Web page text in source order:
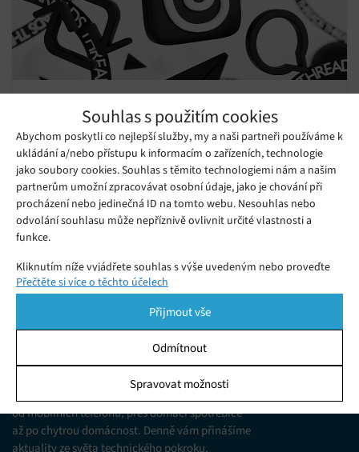
Souhlas s použitím cookies
Abychom poskytli co nejlepší služby, my a naši partneři používáme k
ukládání a/nebo přístupu k informacím o zařízeních, technologie
jako soubory cookies. Souhlas s těmito technologiemi nám a našim
partnerům umožní zpracovávat osobní údaje, jako je chování při
procházení nebo jedinečná ID na tomto webu. Nesouhlas nebo
odvolání souhlasu může nepříznivě ovlivnit určité vlastnosti a
funkce.
Kliknutím níže vyjádřete souhlas s výše uvedeným nebo proveďte
podrobnější rozhodnutí. Vaše volby budou použity pouze na tomto
pomocí přepínačů v Zásadách cookies nebo kliknutím na tlačítko
Spravovat souhlas ve spodní části obrazovky.
Ukládání a/nebo přístup k informacím v zařízení, Porozumění
publiku prostřednictvím statistik nebo kombinací údajů z
různých zdrojů.
Přečtěte si více o těchto účelech
Přijmout vše
Odmítnout
Spravovat možnosti
sledujících ve fediverse
Čtvrtek 03. 10. 2024 Samuel
Společnost Meta v posledním roce neustále zlepšuje
kompatibilitu aplikace Threads s fediverse.
Jsme web zajímající se o technologické novinky
od mobilních telefonů, přes domácí spotřebiče
až po chytrou domácnost. Denně vám přinášíme
aktuality ze světa technického pokroku,